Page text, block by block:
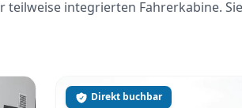
integrierten Fahrerkabine.
Direkt buchbar